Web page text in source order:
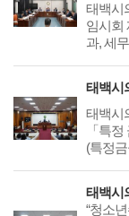
태백시
임시회
과, 세
태백시
「특
(특정